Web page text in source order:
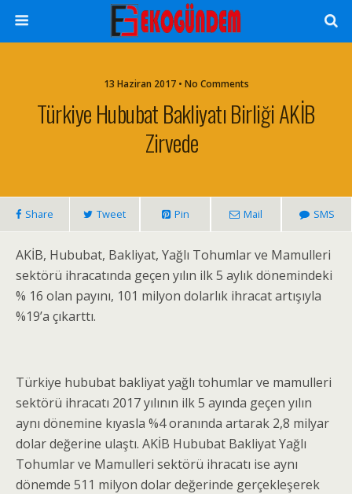
13 Haziran 2017 • No Comments
Türkiye Hububat Bakliyatı Birliği AKİB
Zirvede
Share Tweet Pin Mail SMS
AKİB, Hububat, Bakliyat, Yağlı Tohumlar ve Mamulleri
sektörü ihracatında geçen yılın ilk 5 aylık dönemindeki
% 16 olan payını, 101 milyon dolarlık ihracat artışıyla
%19’a çıkarttı.
Türkiye hububat bakliyat yağlı tohumlar ve mamulleri
sektörü ihracatı 2017 yılının ilk 5 ayında geçen yılın
aynı dönemine kıyasla %4 oranında artarak 2,8 milyar
dolar değerine ulaştı. AKİB Hububat Bakliyat Yağlı
Tohumlar ve Mamulleri sektörü ihracatı ise aynı
dönemde 511 milyon dolar değerinde gerçekleşerek